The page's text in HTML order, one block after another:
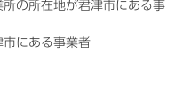
の所在地が君津市にある事
にある事業者